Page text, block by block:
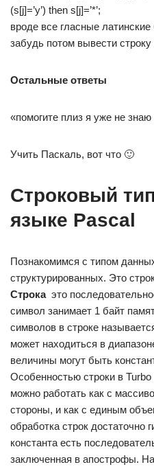
(s[j]=’y’) then s[j]=’*’;
вроде все гласные
забудь потом вывести строку
Остальные ответы
«помогите плиз я уже не
Учить Паскаль, вот что 🙂
Строковый
языке Pascal
Познакомимся с типом
структурированных. Это
Строка это
символ занимает 1 байт
символов в строке
может находиться в
величины могут быть
Особенностью строки в
можно работать как с
стороны, и как с единым
обработка строк достаточно
константа есть
заключенная в апострофы.